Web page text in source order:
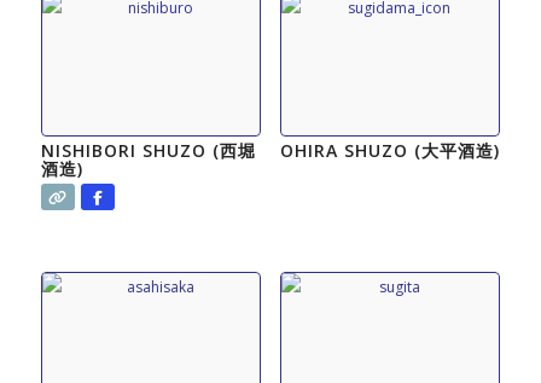
NISHIBORI SHUZO (西堀
酒造)
OHIRA SHUZO (大平酒造)